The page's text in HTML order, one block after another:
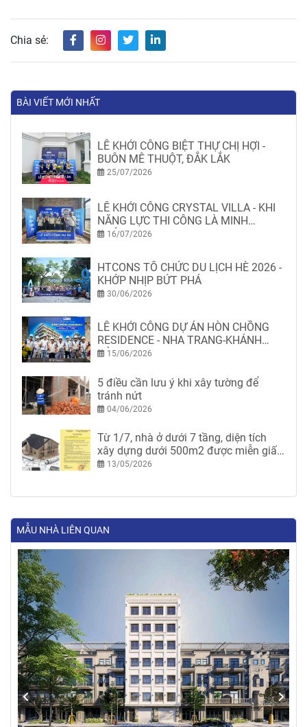
Chia sẻ:
BÀI VIẾT MỚI NHẤT
LỄ KHỞI CÔNG BIỆT THỰ CHỊ HỢI -
BUÔN MÊ THUỘT, ĐẮK LẮK
25/07/2026
LỄ KHỞI CÔNG CRYSTAL VILLA - KHI
NĂNG LỰC THI CÔNG LÀ MINH
CHỨNG
16/07/2026
HTCONS TỔ CHỨC DU LỊCH HÈ 2026 -
KHỚP NHỊP BỨT PHÁ
30/06/2026
LỄ KHỞI CÔNG DỰ ÁN HÒN CHỒNG
RESIDENCE - NHA TRANG-KHÁNH
HÒA15/06/2026
5 điều cần lưu ý khi xây tường để
tránh nứt
04/06/2026
Từ 1/7, nhà ở dưới 7 tầng, diện tích
xây dựng dưới 500m2 được miễn giấy
phép xây dựng
13/05/2026
MẪU NHÀ LIÊN QUAN